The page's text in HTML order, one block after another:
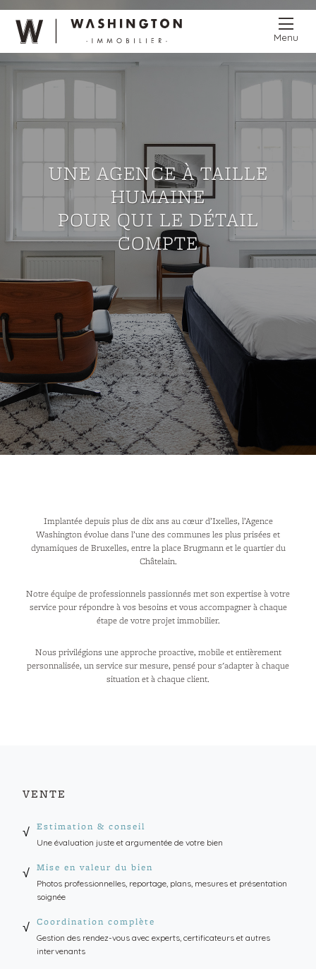
Menu
UNE AGENCE À TAILLE
HUMAINE
POUR QUI LE DÉTAIL
COMPTE
Implantée depuis plus de dix ans au cœur d’Ixelles, l’Agence
Washington évolue dans l’une des communes les plus prisées et
dynamiques de Bruxelles, entre la place Brugmann et le quartier du
Châtelain.
Notre équipe de professionnels passionnés met son expertise à votre
service pour répondre à vos besoins et vous accompagner à chaque
étape de votre projet immobilier.
Nous privilégions une approche proactive, mobile et entièrement
personnalisée, un service sur mesure, pensé pour s'adapter à chaque
situation et à chaque client.
VENTE
√ Estimation & conseil
Une évaluation juste et argumentée de votre bien
√ Mise en valeur du bien
Photos professionnelles, reportage, plans, mesures et présentation
soignée
√ Coordination complète
Gestion des rendez-vous avec experts, certificateurs et autres
intervenants